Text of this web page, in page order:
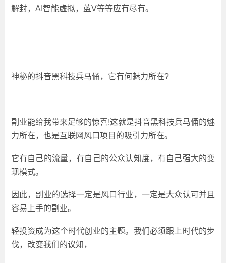
解封，AI智能虚拟，蓝V等等应有尽有。
神秘的抖音黑科技兵马俑，它有何魅力所在?
副业能给我带来足够的惊喜!这就是抖音黑科技兵马俑的魅
力所在，也是互联网风口项目的吸引力所在。
它有自己的流量，有自己的公众认知度，有自己强大的变
现模式。
因此，副业的选择一定是风口行业，一定是大众认可并且
容易上手的副业。
轻投资成为这个时代创业的主题。我们必须跟上时代的步
伐，改变我们的议知，